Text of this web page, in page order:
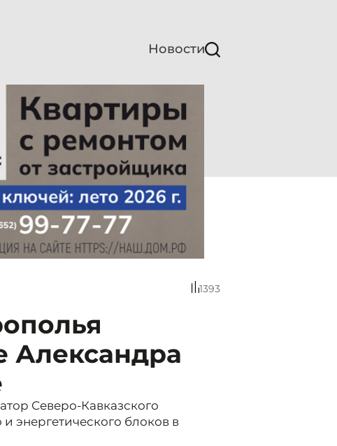
Новости
1393
Александра
Северо-Кавказского
энергетического блоков в